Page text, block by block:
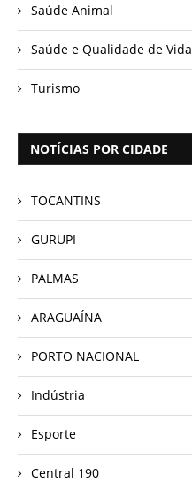
Saúde Animal
Saúde e Qualidade de Vida
Turismo
NOTÍCIAS POR CIDADE
TOCANTINS
GURUPI
PALMAS
ARAGUAÍNA
PORTO NACIONAL
Indústria
Esporte
Central 190